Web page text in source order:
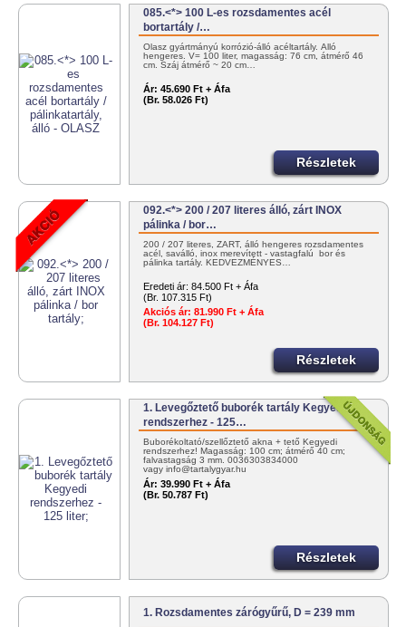
085.<*> 100 L-es rozsdamentes acél
bortartály /…
Olasz gyártmányú korrózió-álló acéltartály. Álló
hengeres. V= 100 liter, magasság: 76 cm, átmérő 46
cm. Száj átmérő ~ 20 cm…
Ár: 45.690 Ft + Áfa
(Br. 58.026 Ft)
Részletek
092.<*> 200 / 207 literes álló, zárt INOX
pálinka / bor…
200 / 207 literes, ZÁRT, álló hengeres rozsdamentes
acél, saválló, inox merevített - vastagfalú bor és
pálinka tartály. KEDVEZMÉNYES…
Eredeti ár: 84.500 Ft + Áfa
(Br. 107.315 Ft)
Akciós ár: 81.990 Ft + Áfa
(Br. 104.127 Ft)
Részletek
1. Levegőztető buborék tartály Kegyedi
rendszerhez - 125…
Buborékoltató/szellőztető akna + tető Kegyedi
rendszerhez! Magasság: 100 cm; átmérő 40 cm;
falvastagság 3 mm. 0036303834000
vagy info@tartalygyar.hu
Ár: 39.990 Ft + Áfa
(Br. 50.787 Ft)
Részletek
1. Rozsdamentes zárógyűrű, D = 239 mm